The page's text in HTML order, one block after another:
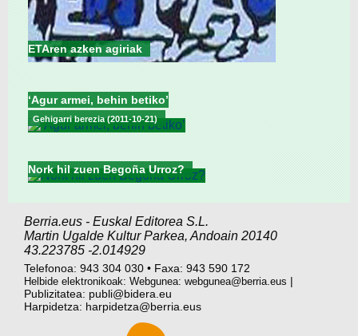
ETAren azken agiriak
‘Agur armei, behin betiko’
Gehigarri berezia (2011-10-21)
Nork hil zuen Begoña Urroz?
Berria.eus - Euskal Editorea S.L.
Martin Ugalde Kultur Parkea, Andoain 20140
43.223785 -2.014929
Telefonoa: 943 304 030 • Faxa: 943 590 172
Helbide elektronikoak: Webgunea: webgunea@berria.eus |
Publizitatea: publi@bidera.eu
Harpidetza: harpidetza@berria.eus